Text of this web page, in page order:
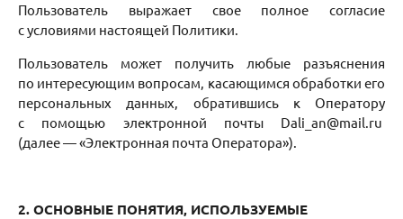
Пользователь выражает свое полное согласие
с условиями настоящей Политики.
Пользователь может получить любые разъяснения
по интересующим вопросам, касающимся обработки его
персональных данных, обратившись к Оператору
с помощью электронной почты Dali_an@mail.ru
(далее — «Электронная почта Оператора»).
2. ОСНОВНЫЕ ПОНЯТИЯ, ИСПОЛЬЗУЕМЫЕ